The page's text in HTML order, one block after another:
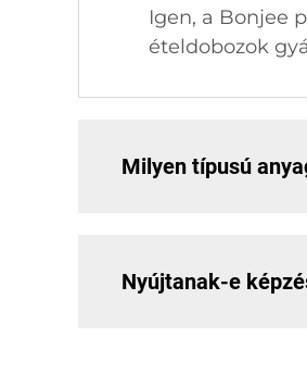
Igen, a Bonjee
ételdobozok
Milyen típusú
Nyújtanak-e